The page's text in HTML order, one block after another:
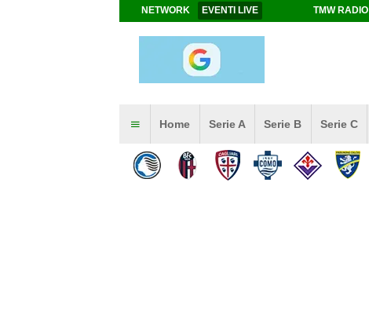
NETWORK EVENTI LIVE TMW RADIO
Home Serie A Serie B Serie C